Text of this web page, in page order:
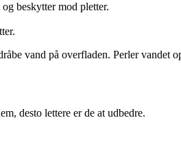
beskytter mod pletter.
vand på overfladen. Perler vandet
desto lettere er de at udbedre.